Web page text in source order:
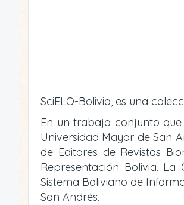
SciELO-Bolivia, es una
En un trabajo conjunto
Universidad Mayor de San
de Editores de Revistas
Representación Bolivia.
Sistema Boliviano de
San Andrés.